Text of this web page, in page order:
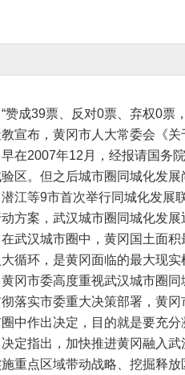
成39票、反对0票、弃权0票，
宣布，黄冈市人大常委会《
2007年12月，经报请国务院
区。但之后城市圈同城化发
江等9市首次举行同城化发展
方案，武汉城市圈同城化发展
汉城市圈中，黄冈国土面积
循环，是黄冈面临的最大现
冈市委高度重视武汉城市圈
落实市委重大决策部署，黄
中作出决定，目的就是要充
指出，加快推进黄冈融入武
施重点区域带动战略、挖掘释